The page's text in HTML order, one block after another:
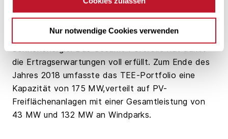
Nur notwendige Cookies verwenden
Freiflächenanlagen im TEE-Portfolio insgesamt
rund 353 GWh Strom aus Wind- und
die Ertragserwartungen voll erfüllt. Zum Ende des
Jahres 2018 umfasste das TEE-Portfolio eine
Kapazität von 175 MW,verteilt auf PV-
Freiflächenanlagen mit einer Gesamtleistung von
43 MW und 132 MW an Windparks.